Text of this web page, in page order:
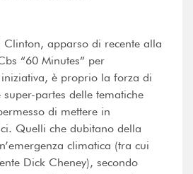
Clinton, apparso di recente alla
“60 Minutes” per
è proprio la forza di
partes delle tematiche
di mettere in
Quelli che dubitano della
climatica (tra cui
Dick Cheney), secondo